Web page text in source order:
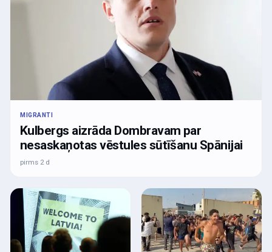
MIGRANTI
Kulbergs aizrāda Dombravam par
nesaskaņotas vēstules sūtīšanu Spānijai
pirms 2 d